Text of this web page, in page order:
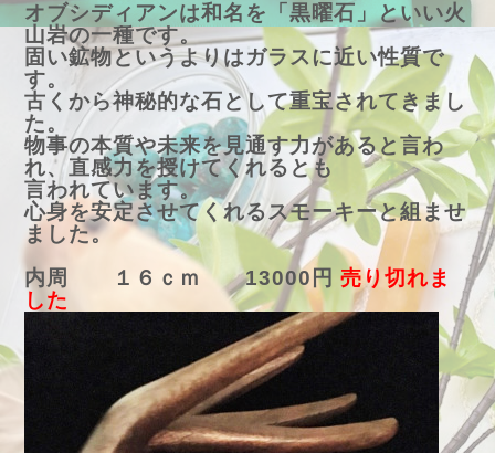
オブシディアンは和名を「黒曜石」といい火
山岩の一種です。
固い鉱物というよりはガラスに近い性質で
す。
古くから神秘的な石として重宝されてきまし
た。
物事の本質や未来を見通す力があると言わ
れ、直感力を授けてくれるとも
言われています。
心身を安定させてくれるスモーキーと組ませ
ました。
内周 １６ｃｍ 13000円 売り切れま
した